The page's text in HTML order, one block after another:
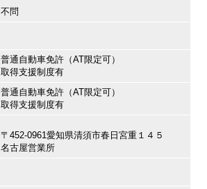
不問
普通自動車免許（AT限定可）
取得支援制度有
普通自動車免許（AT限定可）
取得支援制度有
〒452-0961愛知県清須市春日宮重１４５
名古屋営業所